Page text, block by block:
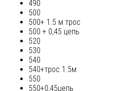
490
500
500+ 1.5 м трос
500 + 0,45 цепь
520
530
540
540+трос 1.5м
550
550+0,45цепь